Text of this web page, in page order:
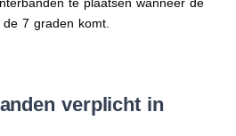
7 graden komt.
verplicht in